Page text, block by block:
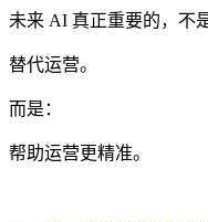
未来 AI 真正重要的，不是
替代运营。
而是：
帮助运营更精准。